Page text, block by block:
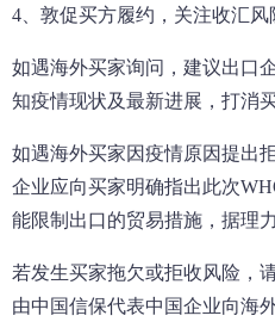
4、敦促买方履约，关注收汇风
如遇海外买家询问，建议出口
知疫情现状及最新进展，打消
如遇海外买家因疫情原因提出
企业应向买家明确指出此次
能限制出口的贸易措施，据理
若发生买家拖欠或拒收风险，
由中国信保代表中国企业向海